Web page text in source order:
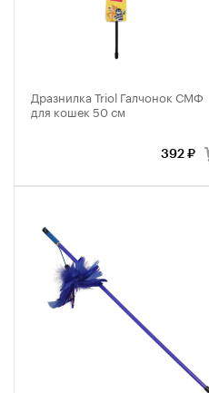
Дразнилка Triol Галчонок СМФ
для кошек 50 см
392 ₽